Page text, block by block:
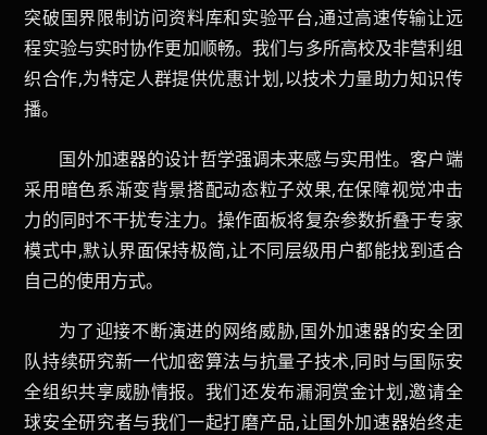
突破国界限制访问资料库和实验平台,通过高速传输让远
程实验与实时协作更加顺畅。我们与多所高校及非营利组
织合作,为特定人群提供优惠计划,以技术力量助力知识传
播。
国外加速器的设计哲学强调未来感与实用性。客户端
采用暗色系渐变背景搭配动态粒子效果,在保障视觉冲击
力的同时不干扰专注力。操作面板将复杂参数折叠于专家
模式中,默认界面保持极简,让不同层级用户都能找到适合
自己的使用方式。
为了迎接不断演进的网络威胁,国外加速器的安全团
队持续研究新一代加密算法与抗量子技术,同时与国际安
全组织共享威胁情报。我们还发布漏洞赏金计划,邀请全
球安全研究者与我们一起打磨产品,让国外加速器始终走